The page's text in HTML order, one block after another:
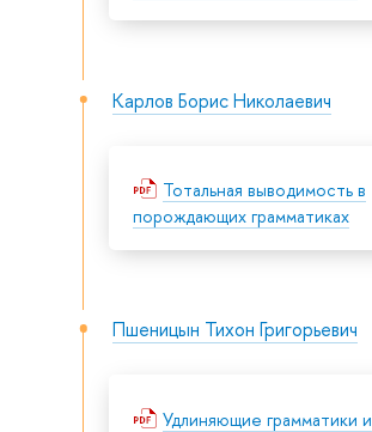
Карлов Борис Николаевич
Тотальная выводимость в
порождающих грамматиках
Пшеницын Тихон Григорьевич
Удлиняющие грамматики и